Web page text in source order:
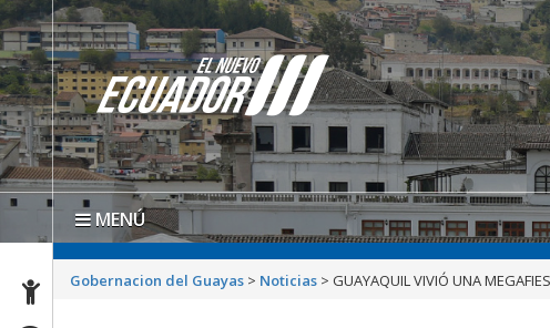
MENÚ
Gobernacion del Guayas > Noticias > GUAYAQUIL VIVIÓ UNA